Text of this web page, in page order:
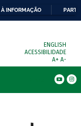
INFORMAÇÃO
ENGLISH
ACESSIBILIDADE
A+ A-